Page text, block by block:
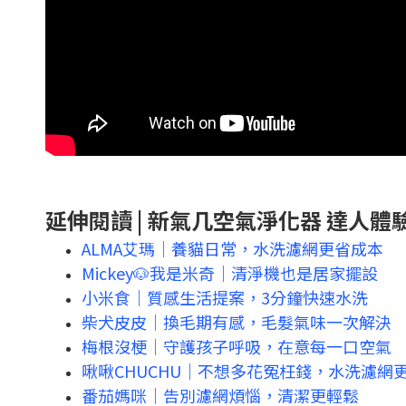
延伸閱讀 | 新氣几空氣淨化器 達人體
ALMA艾瑪｜養貓日常，水洗濾網更省成本
Mickey🐶我是米奇｜清淨機也是居家擺設
小米食｜質感生活提案，3分鐘快速水洗
柴犬皮皮｜換毛期有感，毛髮氣味一次解決
梅根沒梗｜守護孩子呼吸，在意每一口空氣
啾啾CHUCHU｜不想多花冤枉錢，水洗濾網
番茄媽咪｜告別濾網煩惱，清潔更輕鬆